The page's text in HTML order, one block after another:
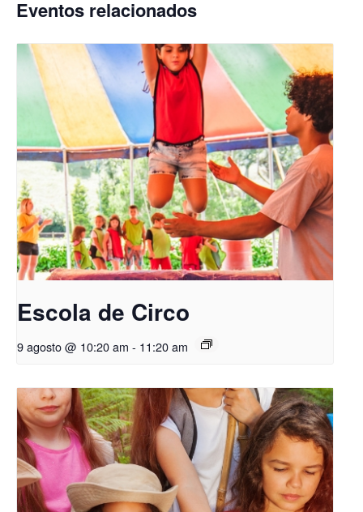
Eventos relacionados
Escola de Circo
9 agosto @ 10:20 am - 11:20 am